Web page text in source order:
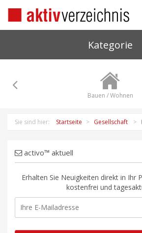
Kategorie
Bauen / Wohnen
Sie sind hier: Startseite Gesellschaft
activo™ aktuell
Erhalten Sie Neuigkeiten direkt in Ihr
kostenfrei und